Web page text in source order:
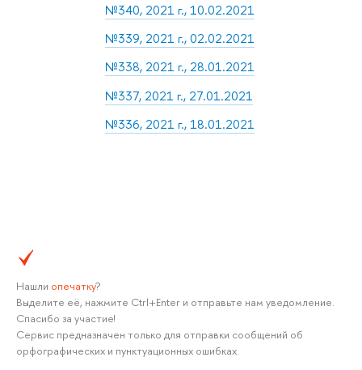
№340, 2021 г., 10.02.2021
№339, 2021 г., 02.02.2021
№338, 2021 г., 28.01.2021
№337, 2021 г., 27.01.2021
№336, 2021 г., 18.01.2021
Нашли опечатку?
Выделите её, нажмите Ctrl+Enter и отправьте нам уведомление.
Спасибо за участие!
Сервис предназначен только для отправки сообщений об
орфографических и пунктуационных ошибках.